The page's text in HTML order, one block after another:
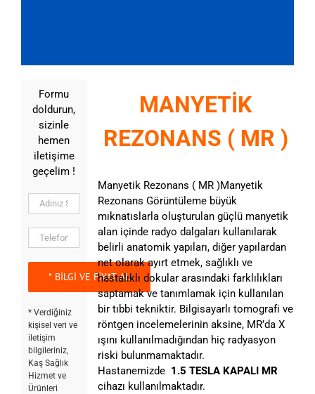
Formu
doldurun,
sizinle
hemen
iletişime
geçelim !
* Verdiğiniz
kişisel veri ve
iletişim
bilgileriniz,
Kaş Sağlık
Hizmet ve
Ürünleri
MANYETİK
REZONANS ( MR )
Manyetik Rezonans ( MR )Manyetik
Rezonans Görüntüleme büyük
mıknatıslarla oluşturulan güçlü manyetik
alan içinde radyo dalgaları kullanılarak
belirli anatomik yapıları, diğer yapılardan
net olarak ayırt etmek, sağlıklı ve
hastalıklı dokular arasındaki farklılıkları
saptamak ve tanımlamak için kullanılan
bir tıbbi tekniktir. Bilgisayarlı tomografi ve
röntgen incelemelerinin aksine, MR’da X
ışını kullanılmadığından hiç radyasyon
riski bulunmamaktadır.
Hastanemizde 1.5 TESLA KAPALI MR
cihazı kullanılmaktadır.